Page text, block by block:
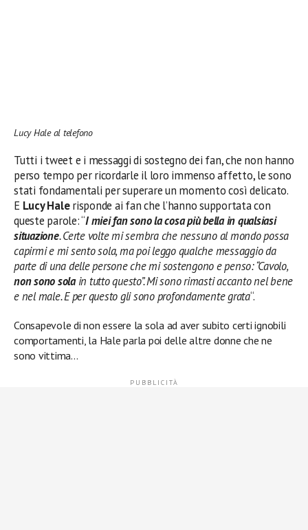
Lucy Hale al telefono
Tutti i tweet e i messaggi di sostegno dei fan, che non hanno
perso tempo per ricordarle il loro immenso affetto, le sono
stati fondamentali per superare un momento così delicato.
E Lucy Halerisponde ai fan che l’hanno supportata con
queste parole: “I miei fan sono la cosa più bella in qualsiasi
situazione. Certe volte mi sembra che nessuno al mondo possa
capirmi e mi sento sola, ma poi leggo qualche messaggio da
parte di una delle persone che mi sostengono e penso: “Cavolo,
non sono solain tutto questo”. Mi sono rimasti accanto nel bene
e nel male. E per questo gli sono profondamente grata“.
Consapevole di non essere la sola ad aver subito certi ignobili
comportamenti, la Hale parla poi delle altre donne che ne
sono vittima…